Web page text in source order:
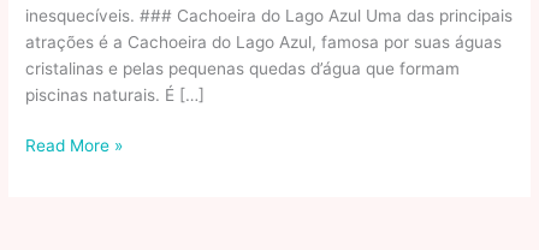
inesquecíveis. ### Cachoeira do Lago Azul Uma das principais
atrações é a Cachoeira do Lago Azul, famosa por suas águas
cristalinas e pelas pequenas quedas d’água que formam
piscinas naturais. É […]
Atrações
Read More »